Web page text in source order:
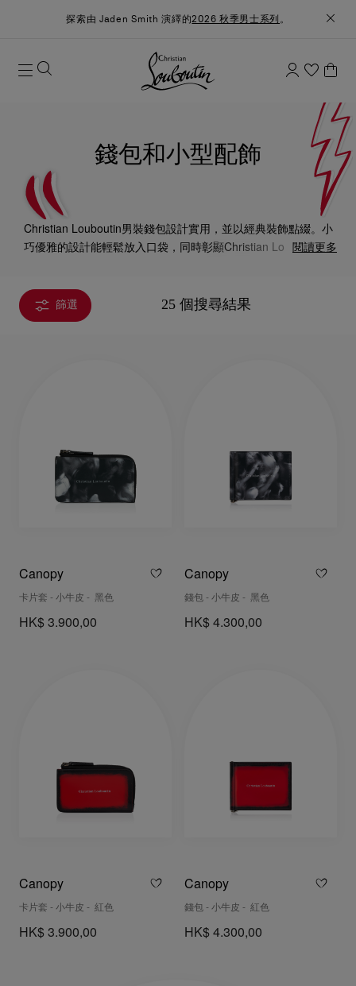
探索由 Jaden Smith 演繹的2026 秋季男士系列 。
錢包和小型配飾
Christian Louboutin男裝錢包設計實用，並以經典裝飾點綴。小
巧優雅的設計能輕鬆放入口袋，同時彰顯Christian Louboutin的
閱讀更多
篩選 25 個搜尋結果
Canopy
卡片套 - 小牛皮 - 黑色
HK$ 3.900,00
Canopy
錢包 - 小牛皮 - 黑色
HK$ 4.300,00
Canopy
卡片套 - 小牛皮 - 紅色
HK$ 3.900,00
Canopy
錢包 - 小牛皮 - 紅色
HK$ 4.300,00